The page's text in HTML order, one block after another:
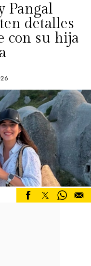
Pangal
detalles
con su hija